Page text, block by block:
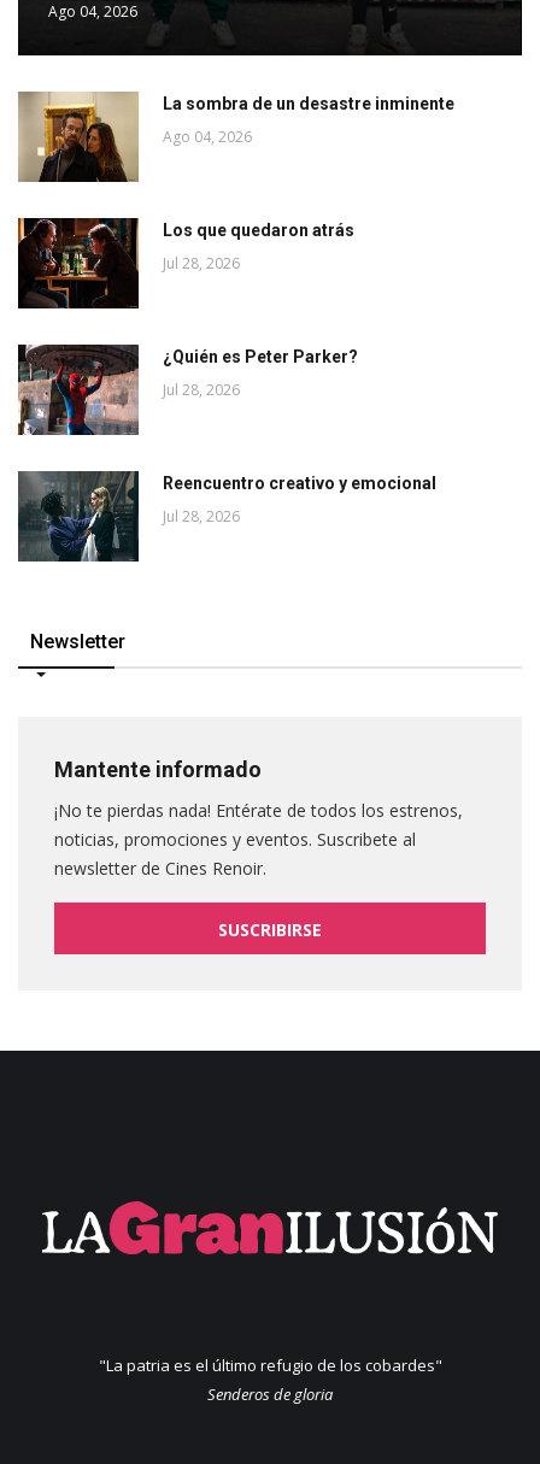
Ago 04, 2026
La sombra de un desastre inminente
Ago 04, 2026
Los que quedaron atrás
Jul 28, 2026
¿Quién es Peter Parker?
Jul 28, 2026
Reencuentro creativo y emocional
Jul 28, 2026
Newsletter
Mantente informado
¡No te pierdas nada! Entérate de todos los estrenos,
noticias, promociones y eventos. Suscribete al
newsletter de Cines Renoir.
SUSCRIBIRSE
"La patria es el último refugio de los cobardes"
Senderos de gloria